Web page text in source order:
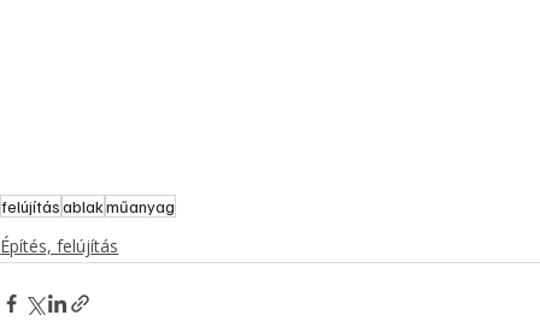
felújításablakműanyag
Építés, felújítás